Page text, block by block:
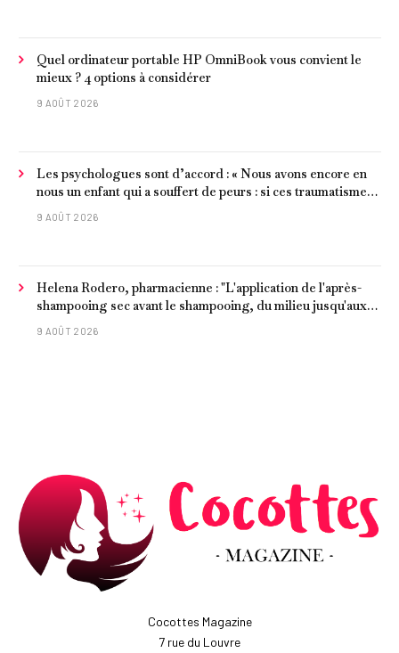
Quel ordinateur portable HP OmniBook vous convient le
mieux ? 4 options à considérer
9 AOÛT 2026
Les psychologues sont d’accord : « Nous avons encore en
nous un enfant qui a souffert de peurs : si ces traumatismes
ne sont pas surmontés, ils continueront à nous affecter dans
9 AOÛT 2026
Helena Rodero, pharmacienne : "L'application de l'après-
shampooing sec avant le shampooing, du milieu jusqu'aux
pointes, est recommandée pour les cheveux délicats et
9 AOÛT 2026
Cocottes Magazine
7 rue du Louvre